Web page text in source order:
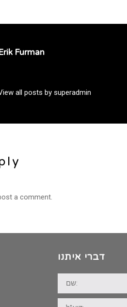
Furman
all posts by superadmin
a comment.
דברי איתנו